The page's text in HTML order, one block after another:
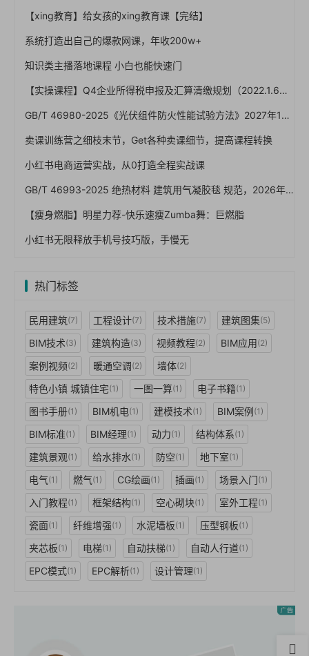
【xing教育】给女孩的xing教育课【完结】
系统打造出自己的爆款网课，年收200w+
知识类主播落地课程 小白也能快速门
【实操课程】Q4企业所得税申报及汇算清缴规划（2022.1.6），夸克网盘下载！
GB/T 46980-2025《光伏组件防火性能试验方法》2027年1月1日实施：屋顶光伏防火怎么验、A/B/C级怎么卡
卖课训练营之细枝末节，Get各种卖课细节，提高课程转换
小红书电商运营实战，从0打造全程实战课
GB/T 46993-2025 绝热材料 建筑用气凝胶毯 规范，2026年7月1日已实施！免费下载
【瘦身燃脂】明星力荐-快乐速瘦Zumba舞：巨燃脂
小红书无限释放手机号技巧版，手慢无
热门标签
民用建筑(7) 工程设计(7) 技术措施(7) 建筑图集(5)
BIM技术(3) 建筑构造(3) 视频教程(2) BIM应用(2)
案例视频(2) 暖通空调(2) 墙体(2)
特色小镇 城镇住宅(1) 一图一算(1) 电子书籍(1)
图书手册(1) BIM机电(1) 建模技术(1) BIM案例(1)
BIM标准(1) BIM经理(1) 动力(1) 结构体系(1)
建筑景观(1) 给水排水(1) 防空(1) 地下室(1)
电气(1) 燃气(1) CG绘画(1) 插画(1) 场景入门(1)
入门教程(1) 框架结构(1) 空心砌块(1) 室外工程(1)
瓷面(1) 纤维增强(1) 水泥墙板(1) 压型钢板(1)
夹芯板(1) 电梯(1) 自动扶梯(1) 自动人行道(1)
EPC模式(1) EPC解析(1) 设计管理(1)